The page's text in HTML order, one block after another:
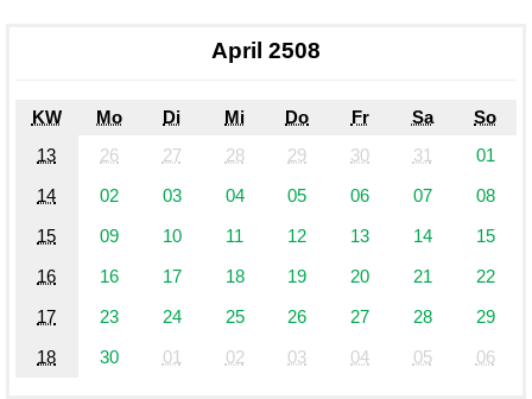
April 2508
KW Mo Di Mi Do Fr Sa
So
13
26 27 28 29 30 31
01
14
02 03 04 05 06 07
08
15
09 10 11 12 13 14
15
16
16 17 18 19 20 21
22
17
23 24 25 26 27 28
29
18
30 01 02 03 04 05 06